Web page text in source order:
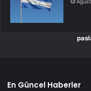
En Güncel Haberler